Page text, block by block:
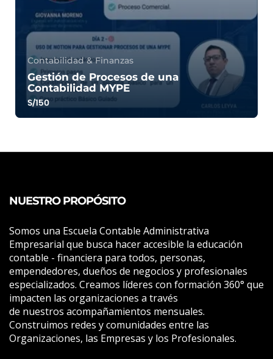
Contabilidad & Finanzas
Gestión de Procesos de una
Contabilidad MYPE
S/150
0.0
NUESTRO PROPÓSITO
Somos una Escuela Contable Administrativa
Empresarial que busca hacer accesible la educación
contable - financiera para todos, personas,
empendedores, dueños de negocios y profesionales
especializados. Creamos líderes con formación 360° que
impacten las organizaciones a través
de nuestros acompañamientos mensuales.
Construimos redes y comunidades entre las
Organizaciones, las Empresas y los Profesionales.